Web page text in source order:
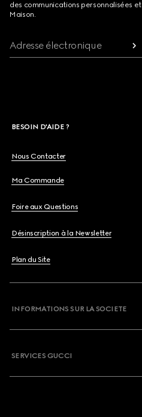
des communications personnalisées
Maison.
Adresse électronique
BESOIN D'AIDE ?
Nous Contacter
Ma Commande
Foire aux Questions
Désinscription à la Newsletter
Plan du Site
INFORMATIONS SUR LA SOCIETE
SERVICES GUCCI